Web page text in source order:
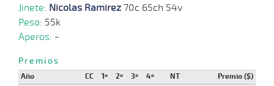
Jinete: Nicolas Ramirez 70c 65ch 54v
Peso: 55k
Aperos: -
Premios
Año CC 1º 2º 3º 4º NT Premio ($)